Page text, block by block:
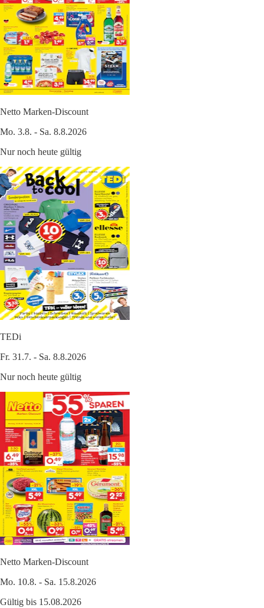
Netto Marken-Discount
Mo. 3.8. - Sa. 8.8.2026
Nur noch heute gültig
TEDi
Fr. 31.7. - Sa. 8.8.2026
Nur noch heute gültig
Netto Marken-Discount
Mo. 10.8. - Sa. 15.8.2026
Gültig bis 15.08.2026